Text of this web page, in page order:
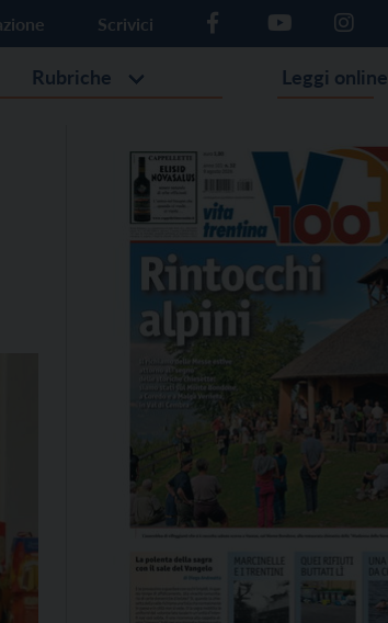
Scrivici
Rubriche Leggi online